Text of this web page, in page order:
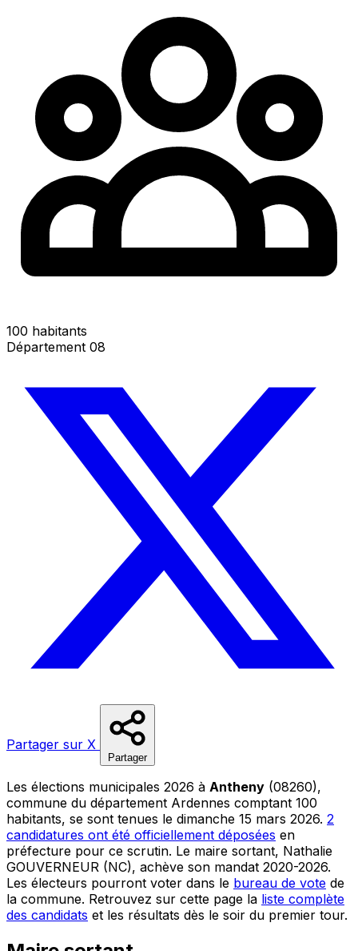
100 habitants
Département 08
Partager sur X
Partager
Les élections municipales 2026 à Antheny (08260),
commune du département Ardennes comptant 100
habitants, se sont tenues le dimanche 15 mars 2026. 2
candidatures ont été officiellement déposées en
préfecture pour ce scrutin. Le maire sortant, Nathalie
GOUVERNEUR (NC), achève son mandat 2020-2026.
Les électeurs pourront voter dans le bureau de vote de
la commune. Retrouvez sur cette page la liste complète
des candidats et les résultats dès le soir du premier tour.